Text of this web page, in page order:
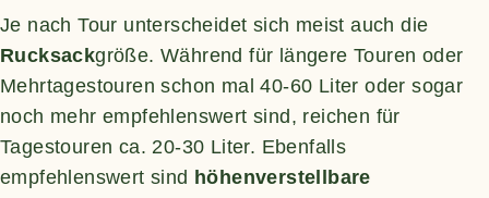
Je nach Tour unterscheidet sich meist auch die
Rucksackgröße. Während für längere Touren oder
Mehrtagestouren schon mal 40-60 Liter oder sogar
noch mehr empfehlenswert sind, reichen für
Tagestouren ca. 20-30 Liter. Ebenfalls
empfehlenswert sind höhenverstellbare